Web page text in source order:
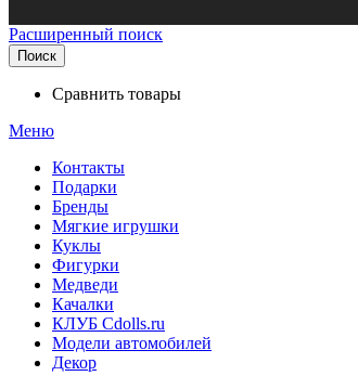
Расширенный поиск
Поиск
Сравнить товары
Меню
Контакты
Подарки
Бренды
Мягкие игрушки
Куклы
Фигурки
Медведи
Качалки
КЛУБ Cdolls.ru
Модели автомобилей
Декор